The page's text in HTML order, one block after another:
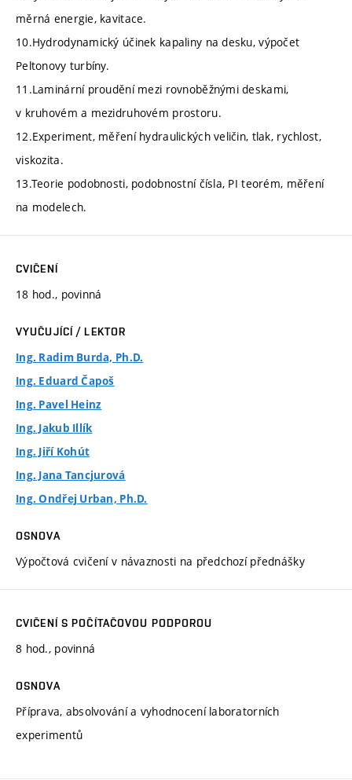
měrná energie, kavitace.
10.Hydrodynamický účinek kapaliny na desku, výpočet
Peltonovy turbíny.
11.Laminární proudění mezi rovnoběžnými deskami,
v kruhovém a mezidruhovém prostoru.
12.Experiment, měření hydraulických veličin, tlak, rychlost,
viskozita.
13.Teorie podobnosti, podobnostní čísla, PI teorém, měření
na modelech.
CVIČENÍ
18 hod., povinná
VYUČUJÍCÍ / LEKTOR
Ing. Radim Burda, Ph.D.
Ing. Eduard Čapoš
Ing. Pavel Heinz
Ing. Jakub Illík
Ing. Jiří Kohút
Ing. Jana Tancjurová
Ing. Ondřej Urban, Ph.D.
OSNOVA
Výpočtová cvičení v návaznosti na předchozí přednášky
CVIČENÍ S POČÍTAČOVOU PODPOROU
8 hod., povinná
OSNOVA
Příprava, absolvování a vyhodnocení laboratorních
experimentů